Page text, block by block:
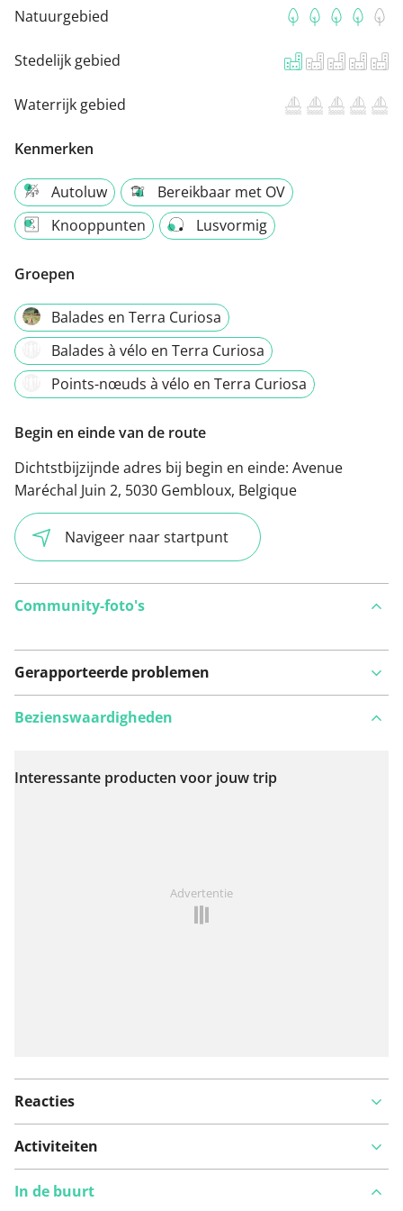
Natuurgebied
Stedelijk gebied
Waterrijk gebied
Kenmerken
Autoluw
Bereikbaar met OV
Knooppunten
Lusvormig
Groepen
Balades en Terra Curiosa
Balades à vélo en Terra Curiosa
Points-nœuds à vélo en Terra Curiosa
Begin en einde van de route
Dichtstbijzijnde adres bij begin en einde: Avenue
Maréchal Juin 2, 5030 Gembloux, Belgique
Navigeer naar startpunt
Community-foto's
Gerapporteerde problemen
Bekijk op kaart
Bezienswaardigheden
Interessante producten voor jouw trip
Advertentie
Reacties
Activiteiten
In de buurt